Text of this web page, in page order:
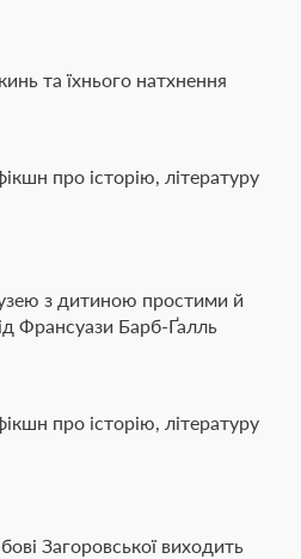
та їхнього натхнення
про історію, літературу
з дитиною простими й
Франсуази Барб-Ґалль
про історію, літературу
Загоровської виходить